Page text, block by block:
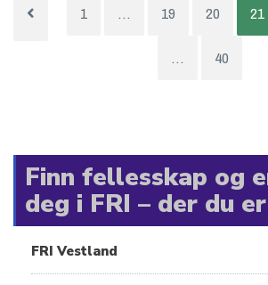
1 … 19 20 21
… 40
Finn fellesskap og
deg i FRI – der du
FRI Vestland